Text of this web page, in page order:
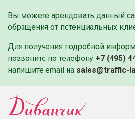
Вы можете арендовать данный
обращения от потенциальных
Для получения подробной
позвоните по телефону +7 (495)
напишите email на sales@traffic-